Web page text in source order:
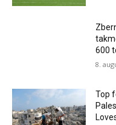
600
8.
Top